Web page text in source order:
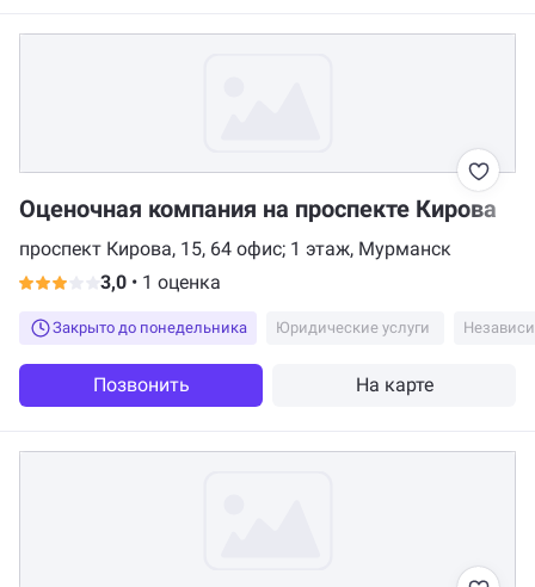
Оценочная компания на проспекте Кирова
проспект Кирова, 15, 64 офис; 1 этаж, Мурманск
3,0 • 1 оценка
Закрыто до понедельника Юридические услуги
Позвонить На карте